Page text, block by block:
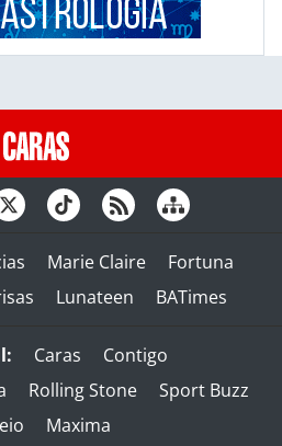
Marie Claire
Fortuna
Lunateen BATimes
Caras
Contigo
Rolling Stone
Sport Buzz
Maxima